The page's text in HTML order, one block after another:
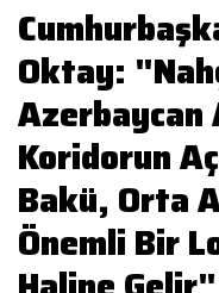
Oktay:
Azerbaycan
Koridorun
Bakü, Orta
Önemli Bir